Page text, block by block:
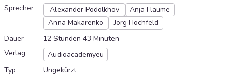
Sprecher
Alexander Podolkhov
Anja Flaume
Anna Makarenko
Jörg Hochfeld
Dauer
12 Stunden 43 Minuten
Verlag
Audioacademyeu
Typ
Ungekürzt